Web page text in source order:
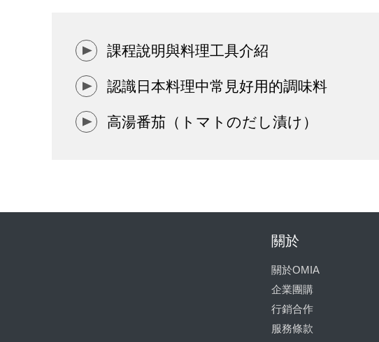
課程說明與料理工具介紹
認識日本料理中常見好用的調味料
高湯番茄（トマトのだし漬け）
關於
關於OMIA
企業團購
行銷合作
服務條款